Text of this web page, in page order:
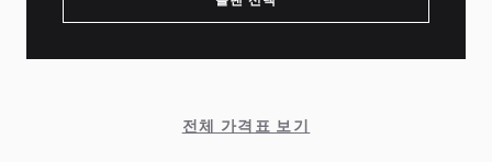
전체 가격표 보기